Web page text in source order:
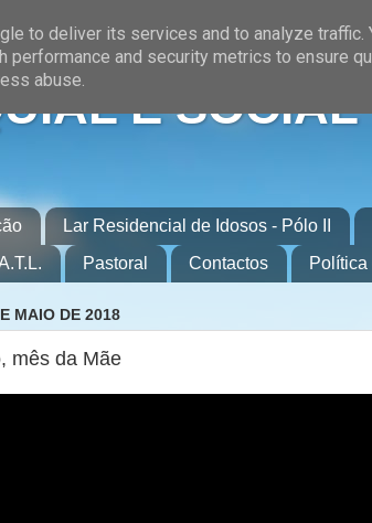
E
Lar Residencial de Idosos - Pólo II
Pastoral Contactos
MAIO DE 2018
mês da Mãe
to deliver its services and to analyze traffic.
performance and security metrics to ensure
abuse.